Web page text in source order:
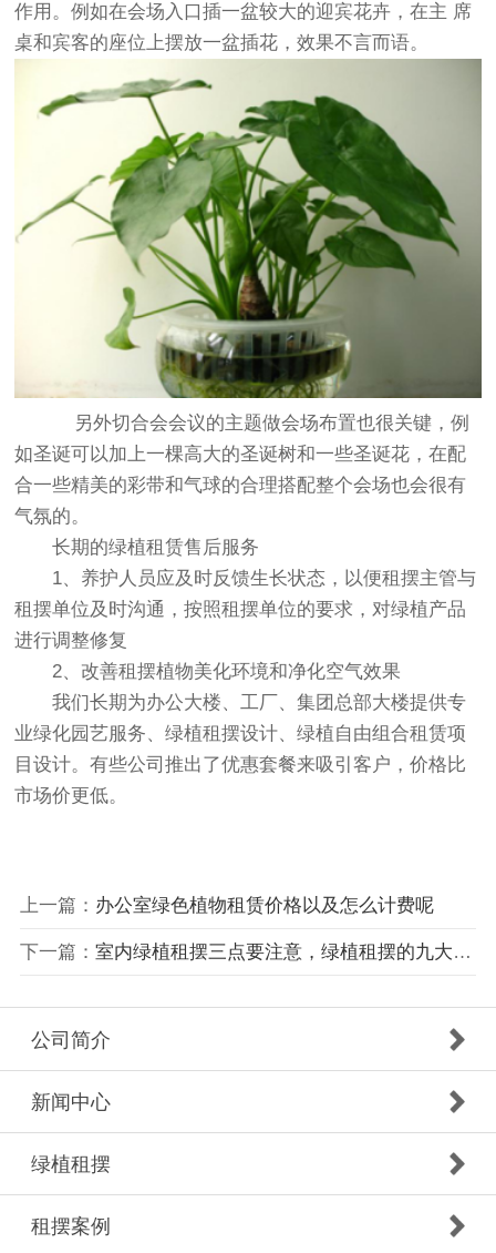
作用。例如在会场入口插一盆较大的迎宾花卉，在主 席
桌和宾客的座位上摆放一盆插花，效果不言而语。
另外切合会会议的主题做会场布置也很关键，例
如圣诞可以加上一棵高大的圣诞树和一些圣诞花，在配
合一些精美的彩带和气球的合理搭配整个会场也会很有
气氛的。
长期的绿植租赁售后服务
1、养护人员应及时反馈生长状态，以便租摆主管与
租摆单位及时沟通，按照租摆单位的要求，对绿植产品
进行调整修复
2、改善租摆植物美化环境和净化空气效果
我们长期为办公大楼、工厂、集团总部大楼提供专
业绿化园艺服务、绿植租摆设计、绿植自由组合租赁项
目设计。有些公司推出了优惠套餐来吸引客户，价格比
市场价更低。
上一篇： 办公室绿色植物租赁价格以及怎么计费呢
下一篇： 室内绿植租摆三点要注意，绿植租摆的九大标准
公司简介
新闻中心
绿植租摆
租摆案例